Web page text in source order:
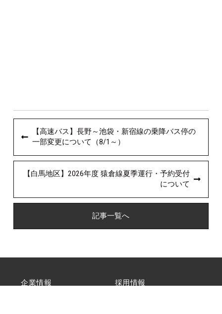
【高速バス】長野～池袋・新宿線の乗降バス停の
一部変更について（8/1～）
記事一覧へ
【白馬地区】2026年度 猿倉線夏季運行・予約受付
について
企業情報
採用情報